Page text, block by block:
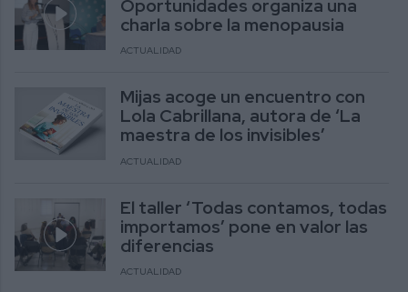
Oportunidades organiza una
charla sobre la menopausia
ACTUALIDAD
Mijas acoge un encuentro con
Lola Cabrillana, autora de ‘La
maestra de los invisibles’
ACTUALIDAD
El taller ‘Todas contamos, todas
importamos’ pone en valor las
diferencias
ACTUALIDAD